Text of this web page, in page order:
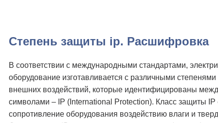
Степень защиты ip. Расшифровка
В соответствии с международными стандартами,
оборудование изготавливается с различными
внешних воздействий, которые идентифицированы
символами – IP (International Protection). Класс защиты IP
сопротивление оборудования воздействию влаги и